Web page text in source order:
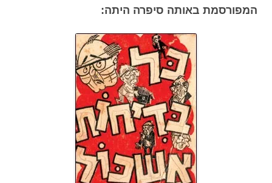
המפורסמת באותה סיפרה היתה: